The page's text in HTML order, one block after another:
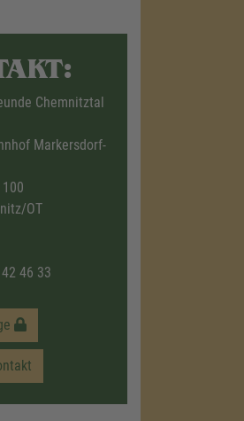
Chemnitztal
Markersdorf-
OT
46 33